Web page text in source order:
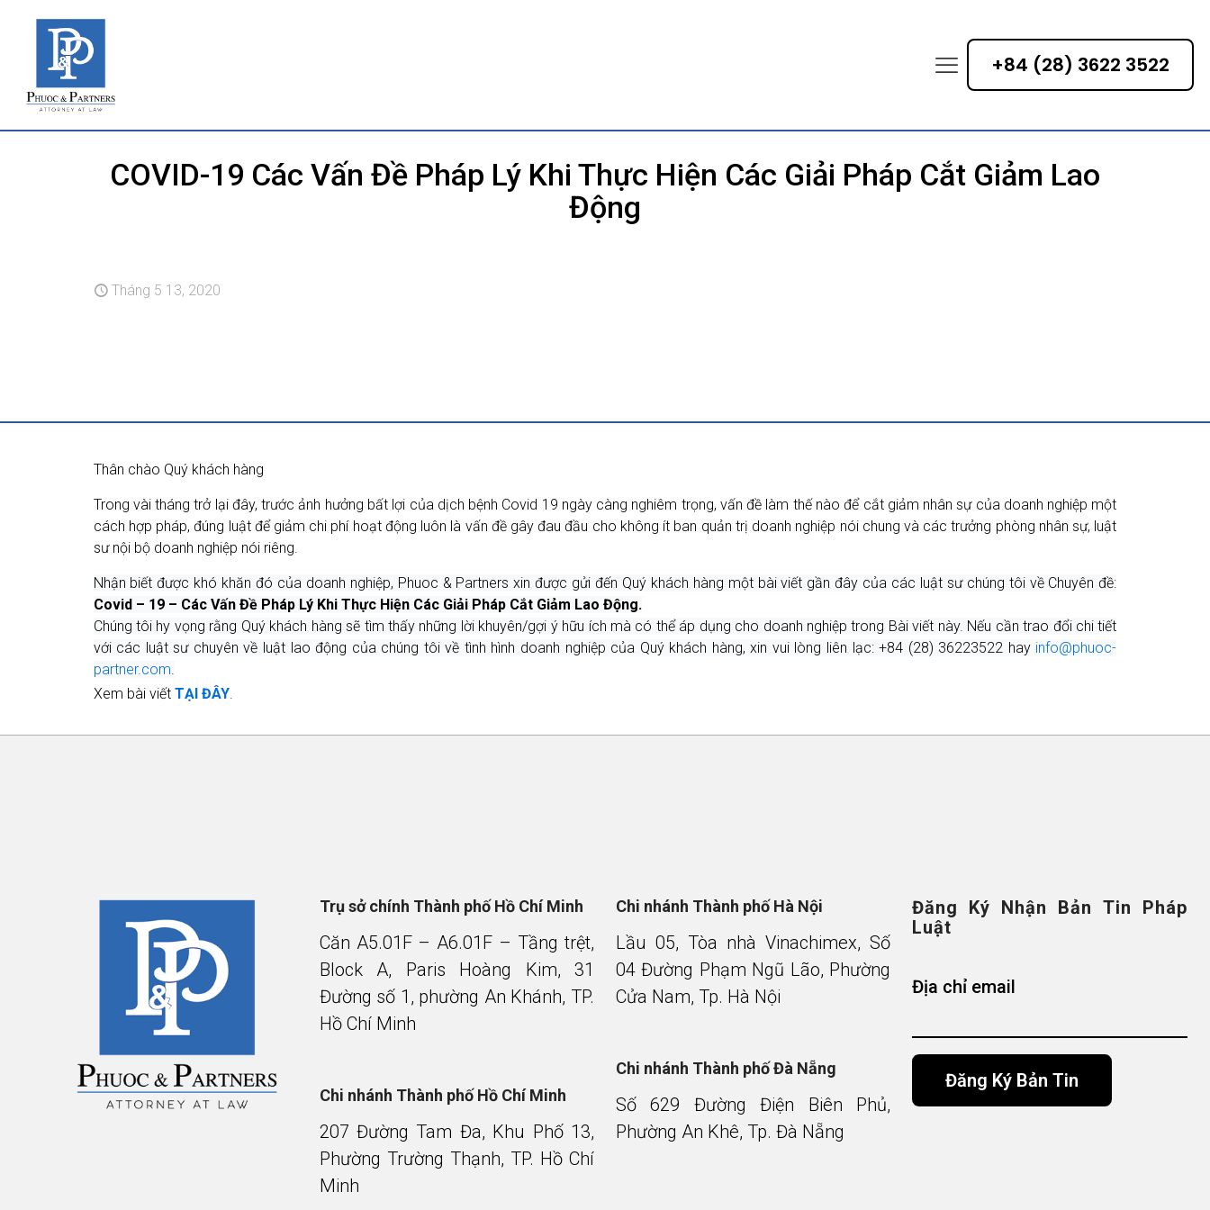
+84 (28) 3622 3522
COVID-19 Các Vấn Đề Pháp Lý Khi Thực Hiện Các Giải Pháp Cắt Giảm Lao
Động
Tháng 5 13, 2020
Thân chào Quý khách hàng
Trong vài tháng trở lại đây, trước ảnh hưởng bất lợi của dịch bệnh Covid 19 ngày càng nghiêm trọng, vấn đề làm thế nào để cắt giảm nhân sự của doanh nghiệp một
cách hợp pháp, đúng luật để giảm chi phí hoạt động luôn là vấn đề gây đau đầu cho không ít ban quản trị doanh nghiệp nói chung và các trưởng phòng nhân sự, luật
sư nội bộ doanh nghiệp nói riêng.
Nhận biết được khó khăn đó của doanh nghiệp, Phuoc & Partners xin được gửi đến Quý khách hàng một bài viết gần đây của các luật sư chúng tôi về Chuyên đề:
Covid – 19 – Các Vấn Đề Pháp Lý Khi Thực Hiện Các Giải Pháp Cắt Giảm Lao Động.
Chúng tôi hy vọng rằng Quý khách hàng sẽ tìm thấy những lời khuyên/gợi ý hữu ích mà có thể áp dụng cho doanh nghiệp trong Bài viết này. Nếu cần trao đổi chi tiết
với các luật sư chuyên về luật lao động của chúng tôi về tình hình doanh nghiệp của Quý khách hàng, xin vui lòng liên lạc: +84 (28) 36223522 hay info@phuoc-
partner.com.
Xem bài viết TẠI ĐÂY.
Trụ sở chính Thành phố Hồ Chí Minh
Căn A5.01F – A6.01F – Tầng trệt,
Block A, Paris Hoàng Kim, 31
Đường số 1, phường An Khánh, TP.
Hồ Chí Minh
Chi nhánh Thành phố Hồ Chí Minh
207 Đường Tam Đa, Khu Phố 13,
Phường Trường Thạnh, TP. Hồ Chí
Minh
Chi nhánh Thành phố Hà Nội
Lầu 05, Tòa nhà Vinachimex, Số
04 Đường Phạm Ngũ Lão, Phường
Cửa Nam, Tp. Hà Nội
Chi nhánh Thành phố Đà Nẵng
Số 629 Đường Điện Biên Phủ,
Phường An Khê, Tp. Đà Nẵng
Đăng Ký Nhận Bản Tin Pháp
Luật
Địa chỉ email